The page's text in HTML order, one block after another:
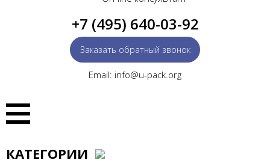
+7 (495) 640-03-92
Заказать обратный звонок
Email: info@u-pack.org
КАТЕГОРИИ